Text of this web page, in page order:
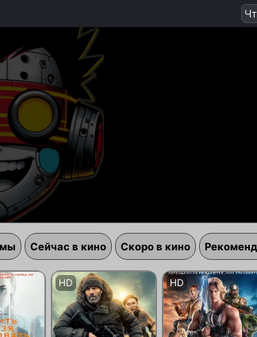
Сейчас в кино Скоро в кино